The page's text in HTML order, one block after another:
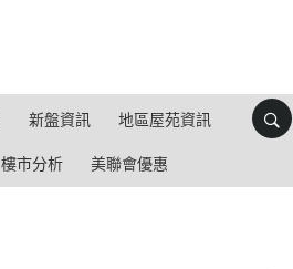
新盤資訊 地區屋苑資訊
樓市分析 美聯會優惠